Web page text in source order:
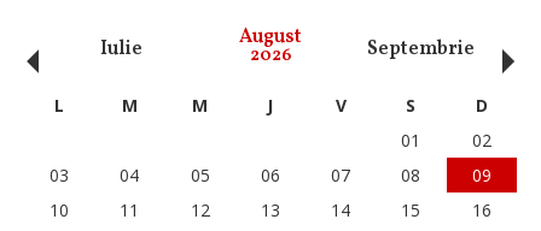
Iulie August
2026 Septembrie
‹ L M M J V S
D
01
02
03
04 05 06 07 08
09
10
11 12 13 14 15
16